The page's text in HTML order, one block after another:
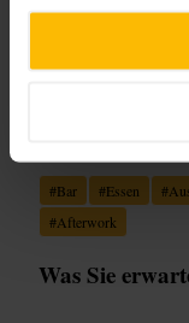
“Kleine Bar,
#Bar #Essen #
#Afterwork
Was Sie